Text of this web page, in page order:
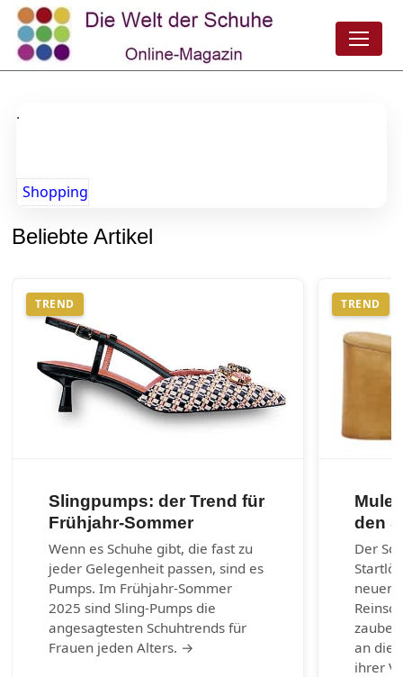
.
Shopping
Beliebte Artikel
TREND
Slingpumps: der Trend für
Frühjahr-Sommer
Wenn es Schuhe gibt, die fast zu
jeder Gelegenheit passen, sind es
Pumps. Im Frühjahr-Sommer
2025 sind Sling-Pumps die
angesagtesten Schuhtrends für
Frauen jeden Alters. →
TREND
den
Der
neuen
an die
ihrer